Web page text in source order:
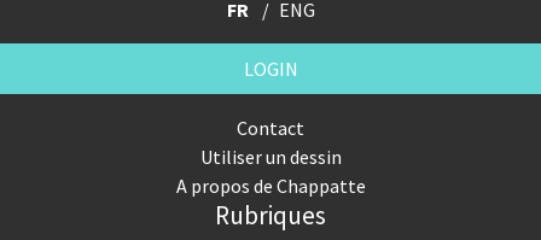
FR ENG
LOGIN
Contact
Utiliser un dessin
A propos de Chappatte
Rubriques